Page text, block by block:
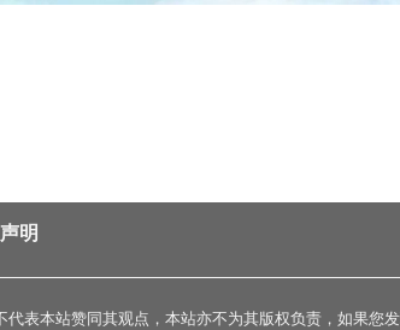
明
表本站赞同其观点，本站亦不为其版权负责，如果您